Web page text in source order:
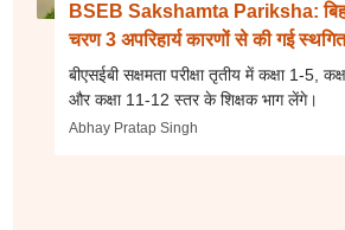
BSEB Sakshamta Pariksha: बिहार
चरण 3 अपरिहार्य कारणों से की गई
बीएसईबी सक्षमता परीक्षा तृतीय में कक्षा 1-5,
और कक्षा 11-12 स्तर के शिक्षक भाग लेंगे।
Abhay Pratap Singh